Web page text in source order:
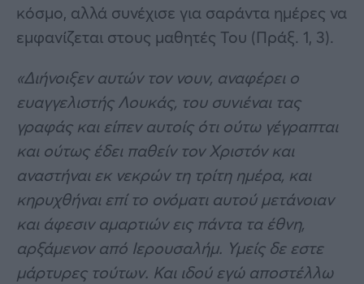
κόσμο, αλλά συνέχισε για σαράντα ημέρες να
εμφανίζεται στους μαθητές Του (Πράξ. 1, 3).
«Διήνοιξεν αυτών τον νουν, αναφέρει ο
ευαγγελιστής Λουκάς, του συνιέναι τας
γραφάς και είπεν αυτοίς ότι ούτω γέγραπται
και ούτως έδει παθείν τον Χριστόν και
αναστήναι εκ νεκρών τη τρίτη ημέρα, και
κηρυχθήναι επί το ονόματι αυτού μετάνοιαν
και άφεσιν αμαρτιών εις πάντα τα έθνη,
αρξάμενον από Ιερουσαλήμ. Υμείς δε εστε
μάρτυρες τούτων. Και ιδού εγώ αποστέλλω